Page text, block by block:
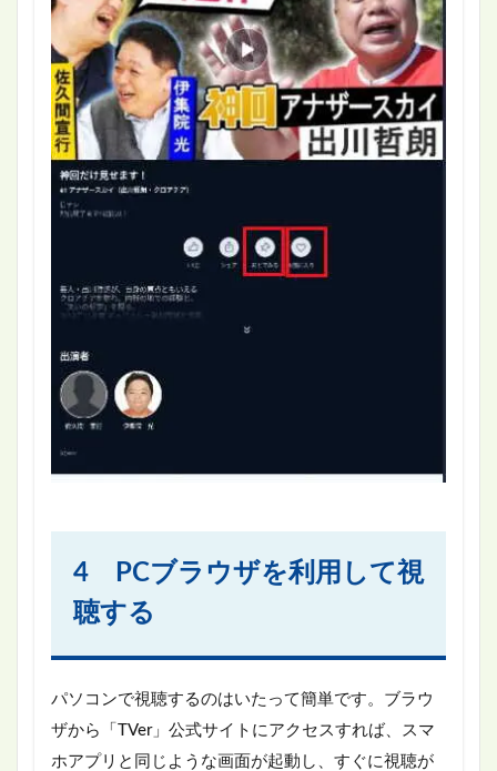
4 PCブラウザを利用して視
聴する
パソコンで視聴するのはいたって簡単です。ブラウ
ザから「TVer」公式サイトにアクセスすれば、スマ
ホアプリと同じような画面が起動し、すぐに視聴が